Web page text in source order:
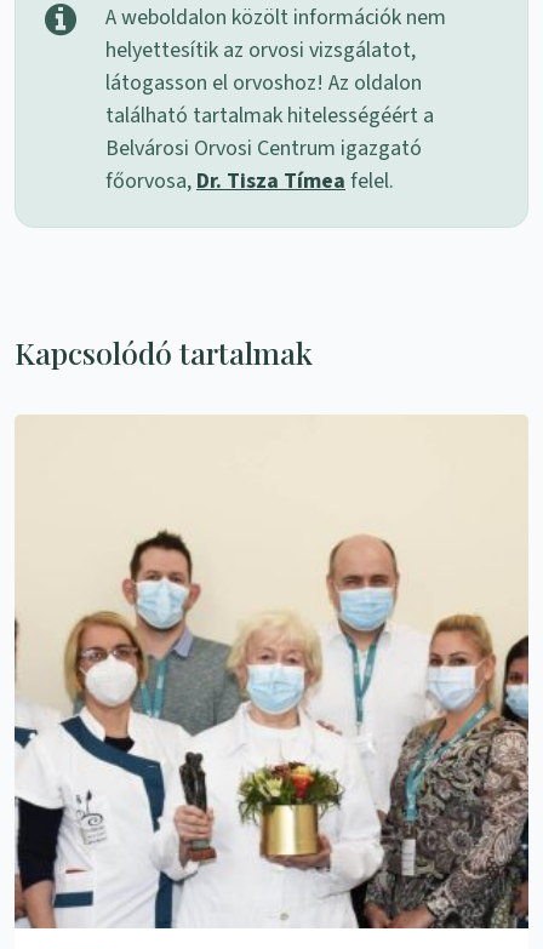
A weboldalon közölt információk nem
helyettesítik az orvosi vizsgálatot,
látogasson el orvoshoz! Az oldalon
található tartalmak hitelességéért a
Belvárosi Orvosi Centrum igazgató
főorvosa, Dr. Tisza Tímea felel.
Kapcsolódó tartalmak